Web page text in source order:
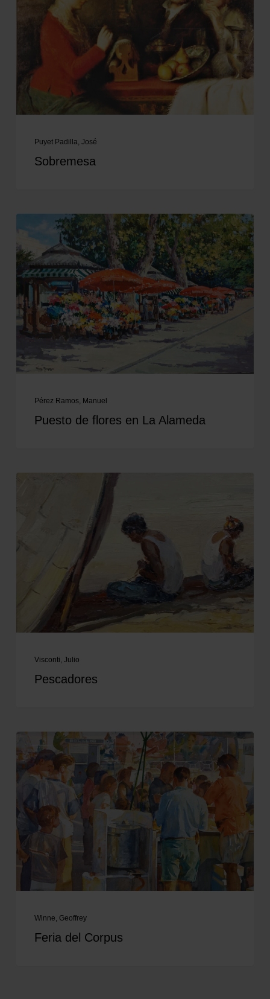
Puyet Padilla, José
Sobremesa
Pérez Ramos, Manuel
Puesto de flores en La Alameda
Visconti, Julio
Pescadores
Winne, Geoffrey
Feria del Corpus